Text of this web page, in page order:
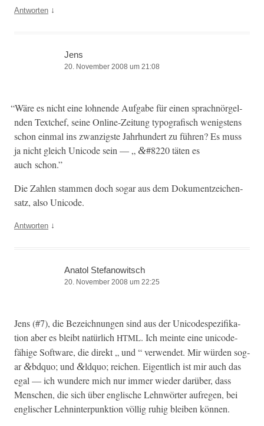
Antworten ↓
Jens
20. November 2008 um 21:08
“Wäre es nicht eine lohnende Auf­gabe für einen sprach­nörgel­
nden Textchef, seine Online-Zeitung typografisch wenig­stens
schon ein­mal ins zwanzig­ste Jahrhun­dert zu führen? Es muss
ja nicht gle­ich Uni­code sein — „ &#8220 täten es
auch schon.”
Die Zahlen stam­men doch sog­ar aus dem Doku­mentze­ichen­
satz, also Unicode.
Antworten ↓
Anatol Stefanowitsch
20. November 2008 um 22:25
Jens (#7), die Beze­ich­nun­gen sind aus der Uni­code­spez­i­fika­
tion aber es bleibt natür­lich HTML. Ich meinte eine uni­code­
fähige Soft­ware, die direkt „ und “ ver­wen­det. Mir wür­den sog­
ar&bdquo; und &ldquo; reichen. Eigentlich ist mir auch das
egal — ich wun­dere mich nur immer wieder darüber, dass
Men­schen, die sich über englis­che Lehn­wörter aufre­gen, bei
englis­ch­er Lehn­in­ter­punk­tion völ­lig ruhig bleiben können.